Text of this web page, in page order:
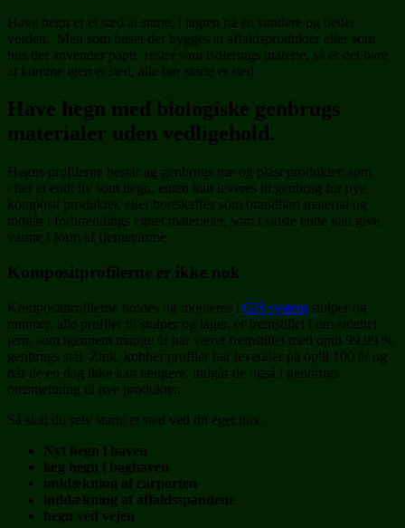
Have hegn er et sted at starte, i jagten på en sundere og beder
verden. Men som huset der bygges at affaldsprodukter eller som
hus der anvender papir rester som isolerings materie, så er det bare
at komme igen et sted, alle bør starte et sted.
Have hegn med biologiske genbrugs
materialer uden vedligehold.
Hegns profilerne består ag genbrugs træ og plast produkter, som
efter et endt liv som hegn, enten kan leveres til genbrug for nye
komposit produkter, eller bortskaffes som brandbart material og
indgår i forbrændings egnet materieler, som i sidste ende kan give
varme i form af fjernevarme.
Kompositprofilerne er ikke nok
Kompositprofilerne holdes og monteres i GH system stolper og
rammer, alle profiler til stolper og låger, er fremstillet i om smeltet
jern, som igennem mange år har været fremstillet med optil 99,99 %
genbrugs stål. Zink, kobber profiler har levetider på optil 100 år og
når de en dag ikke kan længere, indgår de også i genbrugs
omsmeltning til nye produkter.
Så skal du selv starte et sted ved dit eget hus.
Nyt hegn i haven
læg hegn i baghaven
inddækning af carporten
inddækning af affaldsspandene
hegn ved vejen